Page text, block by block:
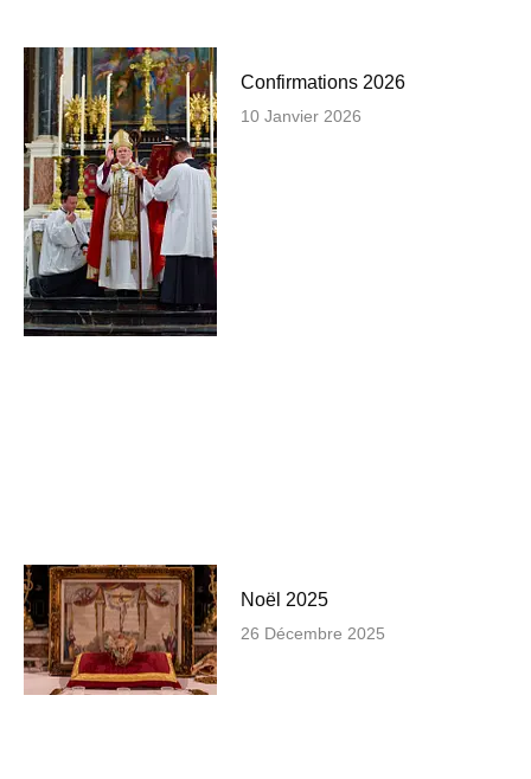
Confirmations 2026
10 Janvier 2026
Noël 2025
26 Décembre 2025